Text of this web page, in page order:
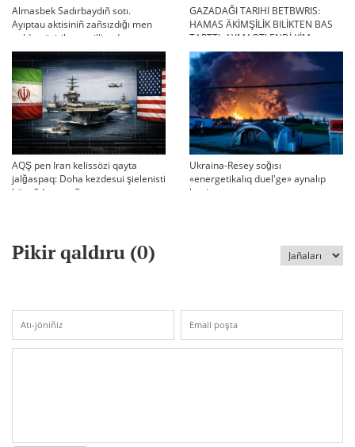
Almasbek Sadırbaydıñ sotı.
Ayıptau aktisiniñ zañsızdığı men
qoldan ösirilgen milliondar
GAZADAĞI TARIHI BETBWRIS:
HAMAS ÄKİMŞİLİK BILİKTEN BAS
TARTTI. AYMAQTI ENDİ KİM
BASQARADI?
AQŞ pen Iran kelissözi qayta
jalğaspaq: Doha kezdesui şielenisti
bäseñdete me?
Ukraina-Resey soğısı
«energetikalıq duel'ge» aynalıp
ketti
Pikir qaldıru (0)